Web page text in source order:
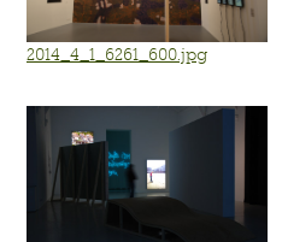
2014_4_1_6261_600.jpg